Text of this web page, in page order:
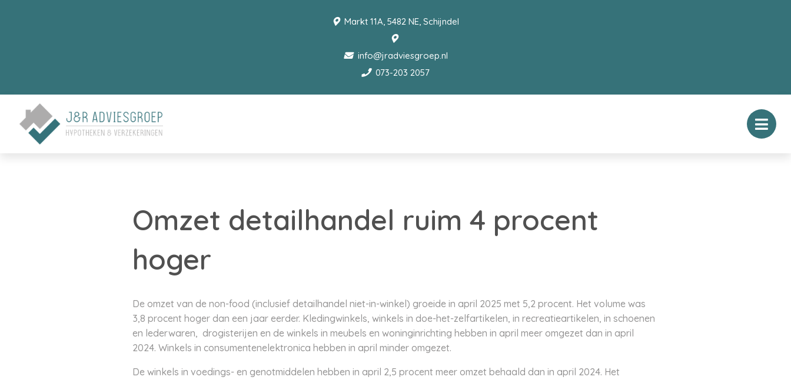
Markt 11A, 5482 NE, Schijndel
info@jradviesgroep.nl
073-203 2057
Omzet detailhandel ruim 4 procent
hoger
De omzet van de non-food (inclusief detailhandel niet-in-winkel) groeide in april 2025 met 5,2 procent. Het volume was
3,8 procent hoger dan een jaar eerder. Kledingwinkels, winkels in doe-het-zelfartikelen, in recreatieartikelen, in schoenen
en lederwaren, drogisterijen en de winkels in meubels en woninginrichting hebben in april meer omgezet dan in april
2024. Winkels in consumentenelektronica hebben in april minder omgezet.
De winkels in voedings- en genotmiddelen hebben in april 2,5 procent meer omzet behaald dan in april 2024. Het